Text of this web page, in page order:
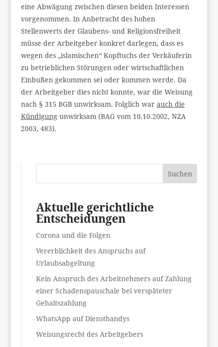
eine Abwägung zwischen diesen beiden Interessen
vorgenommen. In Anbetracht des hohen
Stellenwerts der Glaubens- und Religionsfreiheit
müsse der Arbeitgeber konkret darlegen, dass es
wegen des „islamischen“ Kopftuchs der Verkäuferin
zu betrieblichen Störungen oder wirtschaftlichen
Einbußen gekommen sei oder kommen werde. Da
der Arbeitgeber dies nicht konnte, war die Weisung
nach § 315 BGB unwirksam. Folglich war auch die
Kündigungunwirksam (BAG vom 10.10.2002, NZA
2003, 483).
Suchen
Aktuelle gerichtliche
Entscheidungen
Corona und die Folgen
Vererblichkeit des Anspruchs auf
Urlaubsabgeltung
Kein Anspruch des Arbeitnehmers auf Zahlung
einer Schadenspauschale bei verspäteter
Gehaltszahlung
WhatsApp auf Diensthandys
Weisungsrecht des Arbeitgebers